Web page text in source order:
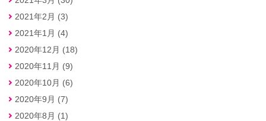
2021年2月 (3)
2021年1月 (4)
2020年12月 (18)
2020年11月 (9)
2020年10月 (6)
2020年9月 (7)
2020年8月 (1)